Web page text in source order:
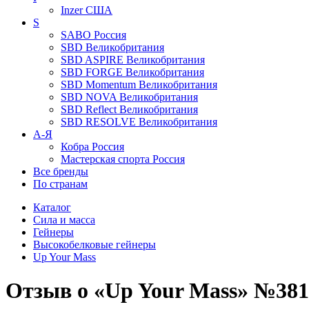
InzerСША
S
SABO Россия
SBD Великобритания
SBD ASPIRE Великобритания
SBD FORGE Великобритания
SBD Momentum Великобритания
SBD NOVA Великобритания
SBD Reflect Великобритания
SBD RESOLVE Великобритания
А-Я
Кобра Россия
Мастерская спорта Россия
Все бренды
По странам
Каталог
Сила и масса
Гейнеры
Высокобелковые гейнеры
Up Your Mass
Отзыв о «Up Your Mass»